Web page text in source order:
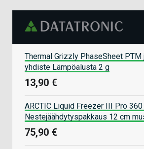
Thermal Grizzly PhaseSheet
yhdiste Lämpöalusta 2 g
13,90 €
ARCTIC Liquid Freezer III Pro
Nestejäähdytyspakkaus 12 cm
75,90 €